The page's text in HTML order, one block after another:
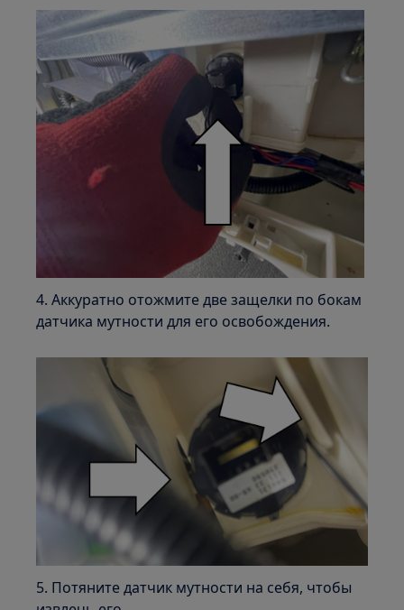
4. Аккуратно отожмите две защелки по бокам
датчика мутности для его освобождения.
5. Потяните датчик мутности на себя, чтобы